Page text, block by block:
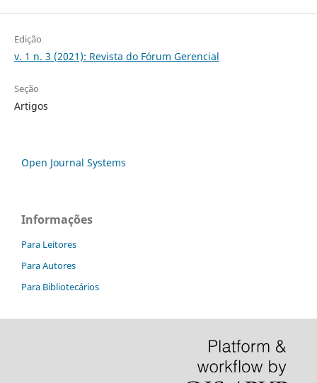
Edição
v. 1 n. 3 (2021): Revista do Fórum Gerencial
Seção
Artigos
Open Journal Systems
Informações
Para Leitores
Para Autores
Para Bibliotecários